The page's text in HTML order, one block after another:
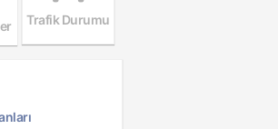
Trafik Durumu